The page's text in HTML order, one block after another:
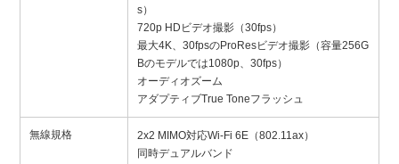
s）
720p HDビデオ撮影（30fps）
最大4K、30fpsのProResビデオ撮影（容量256G
Bのモデルでは1080p、30fps）
オーディオズーム
アダプティブTrue Toneフラッシュ
無線規格
2x2 MIMO対応Wi-Fi 6E（802.11ax）
同時デュアルバンド